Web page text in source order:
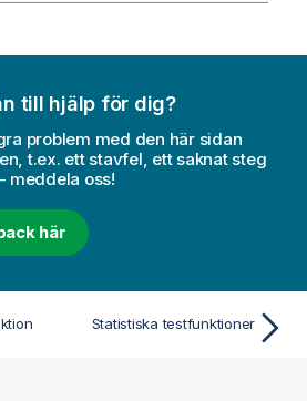
till hjälp för dig?
problem med den här sidan
t.ex. ett stavfel, ett saknat steg
meddela oss!
här
Statistiska testfunktioner